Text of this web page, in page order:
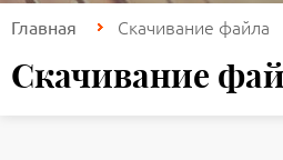
Главная Скачивание файла
Скачивание